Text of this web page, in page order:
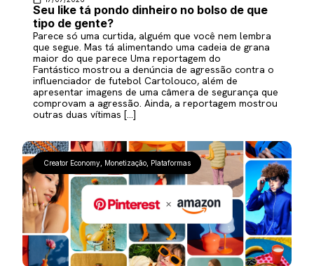
Seu like tá pondo dinheiro no bolso de que
tipo de gente?
Parece só uma curtida, alguém que você nem lembra
que segue. Mas tá alimentando uma cadeia de grana
maior do que parece Uma reportagem do
Fantástico mostrou a denúncia de agressão contra o
influenciador de futebol Cartolouco, além de
apresentar imagens de uma câmera de segurança que
comprovam a agressão. Ainda, a reportagem mostrou
outras duas vítimas […]
Creator Economy Monetização Plataformas